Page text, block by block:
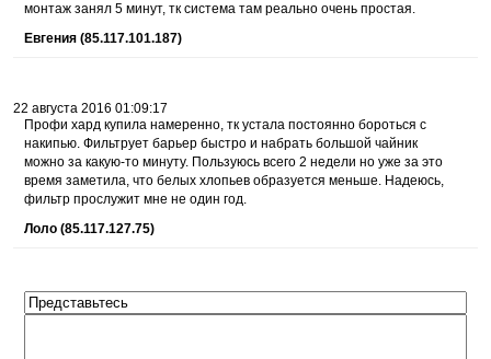
монтаж занял 5 минут, тк система там реально очень простая.
Евгения (85.117.101.187)
22 августа 2016 01:09:17
Профи хард купила намеренно, тк устала постоянно бороться с
накипью. Фильтрует барьер быстро и набрать большой чайник
можно за какую-то минуту. Пользуюсь всего 2 недели но уже за это
время заметила, что белых хлопьев образуется меньше. Надеюсь,
фильтр прослужит мне не один год.
Лоло (85.117.127.75)